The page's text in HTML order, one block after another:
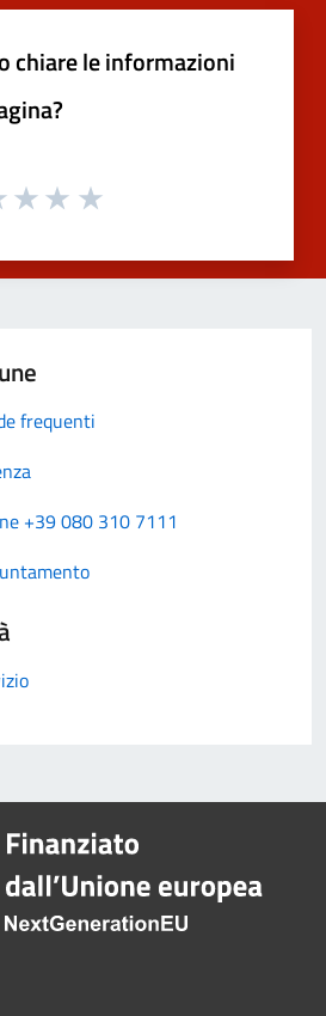
chiare le informazioni
frequenti
+39 080 310 7111